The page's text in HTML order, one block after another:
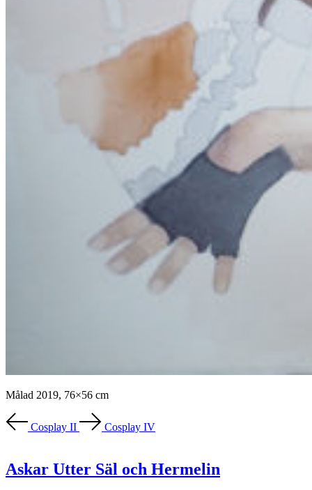
Målad 2019, 76×56 cm
Cosplay II Cosplay IV
Askar Utter Säl och Hermelin